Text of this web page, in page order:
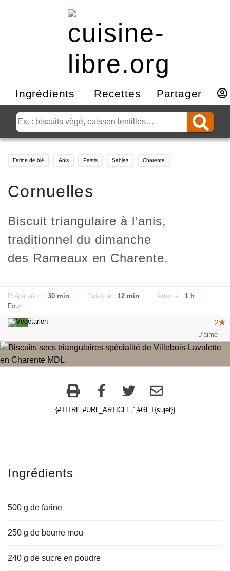
Ingrédients Recettes Partager
Farine de blé Anis Pastis Sablés Charente
Cornuelles
Biscuit triangulaire à l’anis,
traditionnel du dimanche
des Rameaux en Charente.
Préparation : 30 min Cuisson : 12 min Attente : 1 h
Four
2
{#TITRE,#URL_ARTICLE,'',#GET{sujet}}
Ingrédients
500 g de farine
250 g de beurre mou
240 g de sucre en poudre